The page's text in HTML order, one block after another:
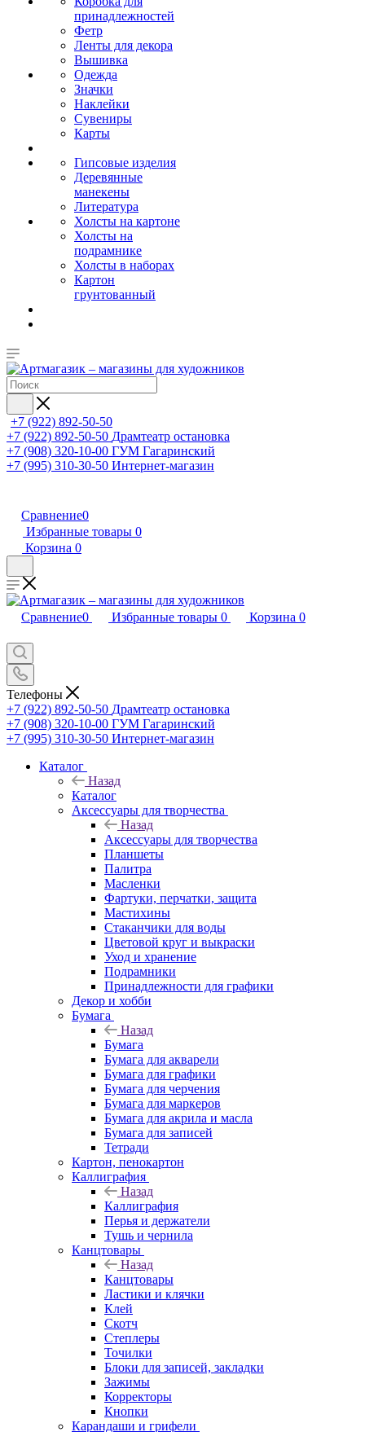
принадлежностей
Фетр
Ленты для декора
Вышивка
Одежда
Значки
Наклейки
Сувениры
Карты
Гипсовые изделия
Деревянные
манекены
Литература
Холсты на картоне
Холсты на
подрамнике
Холсты в наборах
Картон
грунтованный
+7 (922) 892-50-50
+7 (922) 892-50-50 Драмтеатр остановка
+7 (908) 320-10-00 ГУМ Гагаринский
+7 (995) 310-30-50 Интернет-магазин
Сравнение0
Избранные товары 0
Корзина 0
Сравнение0 Избранные товары 0 Корзина 0
Телефоны
+7 (922) 892-50-50 Драмтеатр остановка
+7 (908) 320-10-00 ГУМ Гагаринский
+7 (995) 310-30-50 Интернет-магазин
Каталог
Назад
Каталог
Аксессуары для творчества
Назад
Аксессуары для творчества
Планшеты
Палитра
Масленки
Фартуки, перчатки, защита
Мастихины
Стаканчики для воды
Цветовой круг и выкраски
Уход и хранение
Подрамники
Принадлежности для графики
Декор и хобби
Бумага
Назад
Бумага
Бумага для акварели
Бумага для графики
Бумага для черчения
Бумага для маркеров
Бумага для акрила и масла
Бумага для записей
Тетради
Картон, пенокартон
Каллиграфия
Назад
Каллиграфия
Перья и держатели
Тушь и чернила
Канцтовары
Назад
Канцтовары
Ластики и клячки
Клей
Скотч
Степлеры
Точилки
Блоки для записей, закладки
Зажимы
Корректоры
Кнопки
Карандаши и грифели